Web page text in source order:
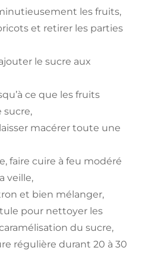
les fruits,
et retirer les parties
le sucre aux
ce que les fruits
sucre,
macérer toute une
faire cuire à feu modéré
veille,
et bien mélanger,
pour nettoyer les
du sucre,
régulière durant 20 à 30